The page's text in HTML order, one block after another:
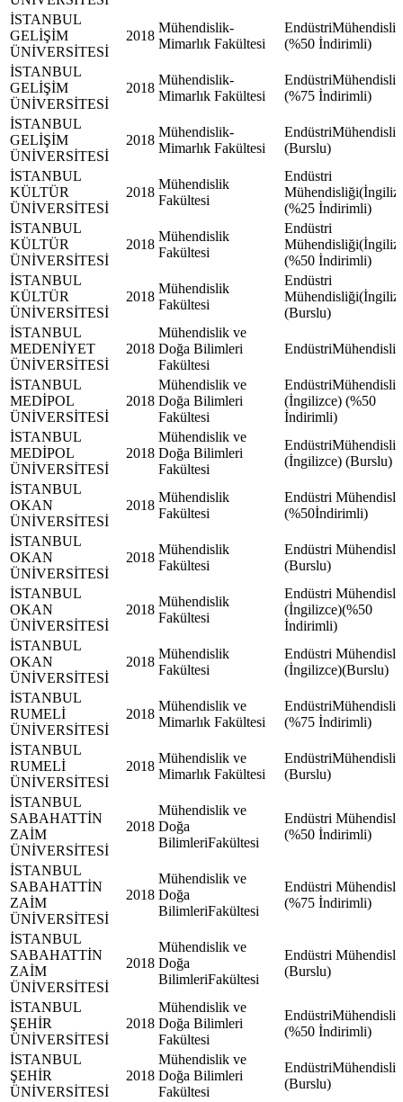
İSTANBUL
GELİŞİM
ÜNİVERSİTESİ
2018
Mühendislik-
Mimarlık Fakültesi
(%50 İndirimli)
İSTANBUL
GELİŞİM
ÜNİVERSİTESİ
2018
Mühendislik-
Mimarlık Fakültesi
(%75 İndirimli)
İSTANBUL
GELİŞİM
ÜNİVERSİTESİ
2018
Mühendislik-
Mimarlık Fakültesi
(Burslu)
İSTANBUL
KÜLTÜR
ÜNİVERSİTESİ
2018
Mühendislik
Fakültesi
Endüstri
(%25 İndirimli)
İSTANBUL
KÜLTÜR
ÜNİVERSİTESİ
2018
Mühendislik
Fakültesi
Endüstri
(%50 İndirimli)
İSTANBUL
KÜLTÜR
ÜNİVERSİTESİ
2018
Mühendislik
Fakültesi
Endüstri
(Burslu)
İSTANBUL
MEDENİYET
ÜNİVERSİTESİ
2018
Mühendislik ve
Doğa Bilimleri
Fakültesi
İSTANBUL
MEDİPOL
ÜNİVERSİTESİ
2018
Mühendislik ve
Doğa Bilimleri
Fakültesi
(İngilizce) (%50
İndirimli)
İSTANBUL
MEDİPOL
ÜNİVERSİTESİ
2018
Mühendislik ve
Doğa Bilimleri
Fakültesi
(İngilizce) (Burslu)
İSTANBUL
OKAN
ÜNİVERSİTESİ
2018
Mühendislik
Fakültesi
Endüstri
(%50İndirimli)
İSTANBUL
OKAN
ÜNİVERSİTESİ
2018
Mühendislik
Fakültesi
Endüstri
(Burslu)
İSTANBUL
OKAN
ÜNİVERSİTESİ
2018
Mühendislik
Fakültesi
Endüstri
(İngilizce)(%50
İndirimli)
İSTANBUL
OKAN
ÜNİVERSİTESİ
2018
Mühendislik
Fakültesi
Endüstri
(İngilizce)(Burslu)
İSTANBUL
RUMELİ
ÜNİVERSİTESİ
2018
Mühendislik ve
Mimarlık Fakültesi
(%75 İndirimli)
İSTANBUL
RUMELİ
ÜNİVERSİTESİ
2018
Mühendislik ve
Mimarlık Fakültesi
(Burslu)
İSTANBUL
SABAHATTİN
ZAİM
ÜNİVERSİTESİ
2018
Mühendislik ve
Doğa
BilimleriFakültesi
Endüstri
(%50 İndirimli)
İSTANBUL
SABAHATTİN
ZAİM
ÜNİVERSİTESİ
2018
Mühendislik ve
Doğa
BilimleriFakültesi
Endüstri
(%75 İndirimli)
İSTANBUL
SABAHATTİN
ZAİM
ÜNİVERSİTESİ
2018
Mühendislik ve
Doğa
BilimleriFakültesi
Endüstri
(Burslu)
İSTANBUL
ŞEHİR
ÜNİVERSİTESİ
2018
Mühendislik ve
Doğa Bilimleri
Fakültesi
(%50 İndirimli)
İSTANBUL
ŞEHİR
ÜNİVERSİTESİ
2018
Mühendislik ve
Doğa Bilimleri
Fakültesi
(Burslu)